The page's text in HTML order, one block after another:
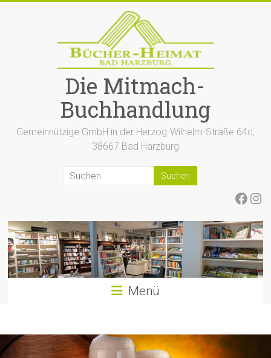
Die Mitmach-
Buchhandlung
Gemeinnützige GmbH in der Herzog-Wilhelm-Straße 64c,
38667 Bad Harzburg
Menü